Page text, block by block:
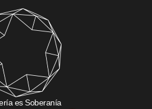
es Soberanía